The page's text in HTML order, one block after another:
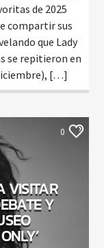
de 2025
compartir sus
que Lady
se repitieron en
[…]
0
VISITAR
Y